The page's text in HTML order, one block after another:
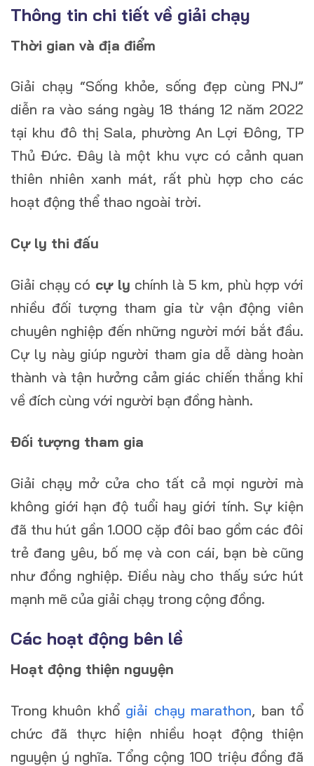
Thông tin chi tiết về giải chạy
Thời gian và địa điểm
Giải chạy “Sống khỏe, sống đẹp cùng PNJ”
diễn ra vào sáng ngày 18 tháng 12 năm 2022
tại khu đô thị Sala, phường An Lợi Đông, TP
Thủ Đức. Đây là một khu vực có cảnh quan
thiên nhiên xanh mát, rất phù hợp cho các
hoạt động thể thao ngoài trời.
Cự ly thi đấu
Giải chạy có cự ly chính là 5 km, phù hợp với
nhiều đối tượng tham gia từ vận động viên
chuyên nghiệp đến những người mới bắt đầu.
Cự ly này giúp người tham gia dễ dàng hoàn
thành và tận hưởng cảm giác chiến thắng khi
về đích cùng với người bạn đồng hành.
Đối tượng tham gia
Giải chạy mở cửa cho tất cả mọi người mà
không giới hạn độ tuổi hay giới tính. Sự kiện
đã thu hút gần 1.000 cặp đôi bao gồm các đôi
trẻ đang yêu, bố mẹ và con cái, bạn bè cũng
như đồng nghiệp. Điều này cho thấy sức hút
mạnh mẽ của giải chạy trong cộng đồng.
Các hoạt động bên lề
Hoạt động thiện nguyện
Trong khuôn khổ giải chạy marathon, ban tổ
chức đã thực hiện nhiều hoạt động thiện
nguyện ý nghĩa. Tổng cộng 100 triệu đồng đã